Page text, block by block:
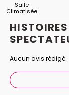
Salle
Climatisée
Aucun avis rédigé.